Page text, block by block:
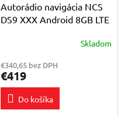
Autorádio navigácia NCS
DS9 XXX Android 8GB LTE
produktu
je
5,0
5
Skladom
€340,65 bez DPH
€419
Do košíka